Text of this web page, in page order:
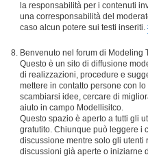
la responsabilità per i contenuti
una corresponsabilità del
caso alcun potere sui testi inseriti.
Benvenuto nel forum di Modeling
Questo è un sito di diffusione
di realizzazioni, procedure e
mettere in contatto persone con
scambiarsi idee, cercare di
aiuto in campo Modellisitco.
Questo spazio è aperto a tutti gli
gratutito. Chiunque può leggere i
discussione mentre solo gli
discussioni già aperte o iniziarne